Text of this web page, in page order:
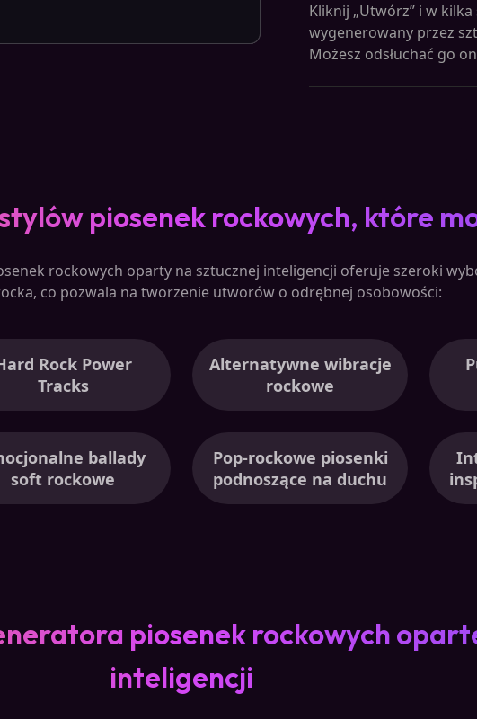
Kliknij „Utwórz” i w
wygenerowany przez
Możesz odsłuchać go
piosenek rockowych, które
rockowych oparty na sztucznej inteligencji oferuje szeroki
co pozwala na tworzenie utworów o odrębnej osobowości:
Rock Power
Tracks
Alternatywne wibracje
rockowe
ballady
soft rockowe
Pop-rockowe piosenki
podnoszące na duchu
piosenek rockowych
inteligencji